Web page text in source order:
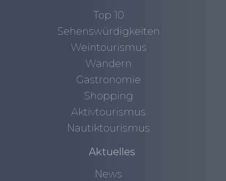
Top 10
Sehenswürdigkeiten
Weintourismus
Wandern
Gastronomie
Shopping
Aktivtourismus
Nautiktourismus
Aktuelles
News